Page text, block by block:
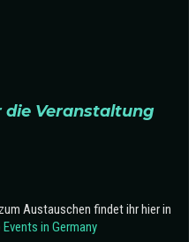
die Veranstaltung
Austauschen findet ihr hier in
in Germany